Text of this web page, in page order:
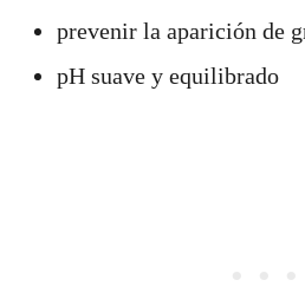
prevenir la aparición de
pH suave y equilibrado